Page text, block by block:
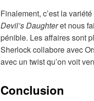
Finalement, c’est la
Devil’s Daughteret nous
pénible. Les affaires sont
Sherlock collabore avec
avec un twist qu’on voit
Conclusion